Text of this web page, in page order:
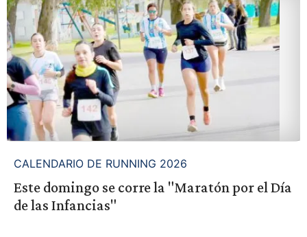
CALENDARIO DE RUNNING 2026
Este domingo se corre la "Maratón por el Día
de las Infancias"